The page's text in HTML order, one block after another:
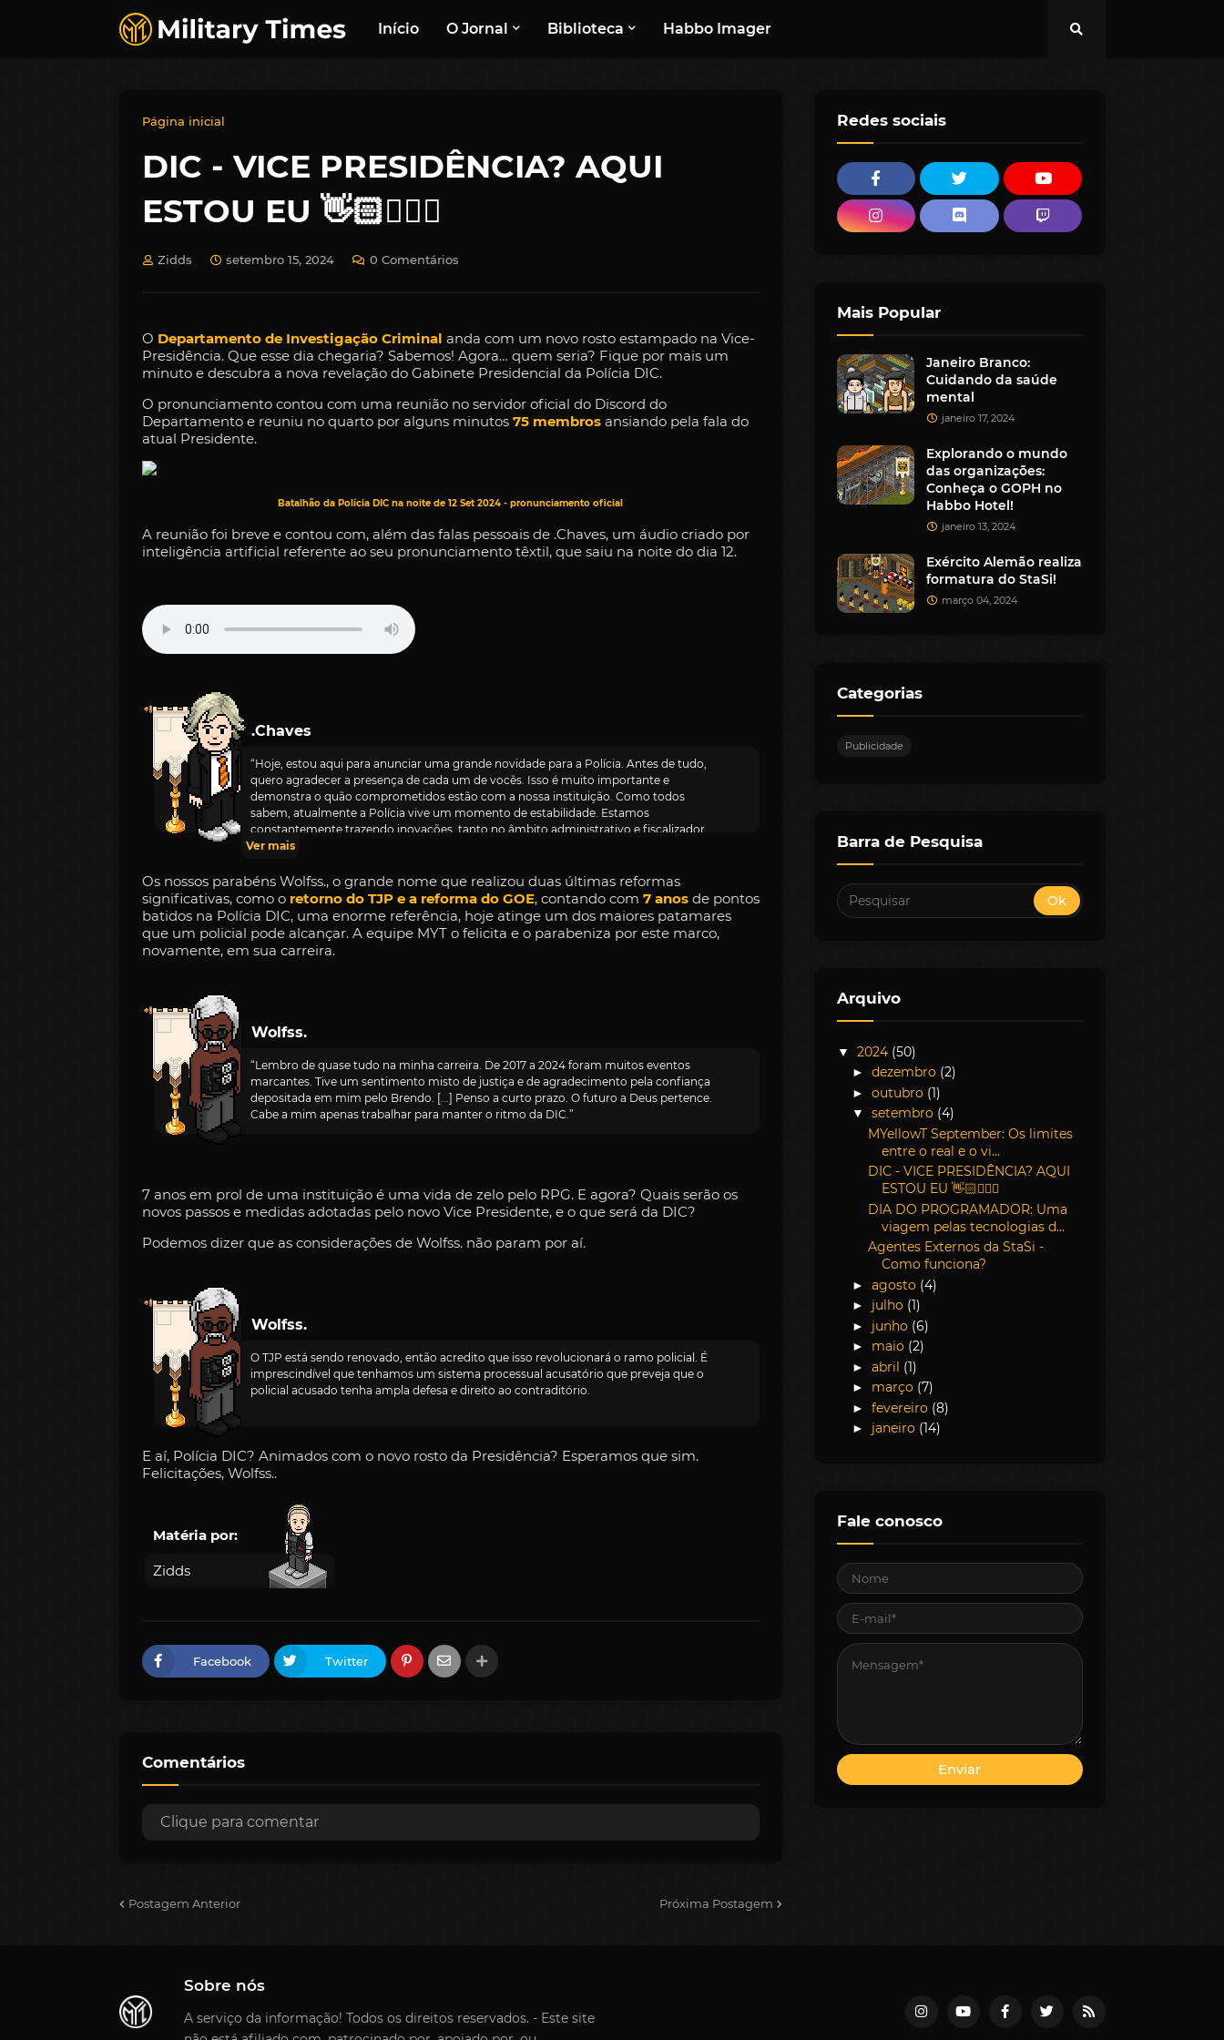
Início O Jornal Biblioteca Habbo Imager
Página inicial
DIC - VICE PRESIDÊNCIA? AQUI
ESTOU EU 👋🏻🙋🏻‍♂️
Zidds setembro 15, 2024 0 Comentários
O Departamento de Investigação Criminal anda com um novo rosto estampado na Vice-
Presidência. Que esse dia chegaria? Sabemos! Agora… quem seria? Fique por mais um
minuto e descubra a nova revelação do Gabinete Presidencial da Polícia DIC.
O pronunciamento contou com uma reunião no servidor oficial do Discord do
Departamento e reuniu no quarto por alguns minutos 75 membrosansiando pela fala do
atual Presidente.
Batalhão da Polícia DIC na noite de 12 Set 2024 - pronunciamento oficial
A reunião foi breve e contou com, além das falas pessoais de .Chaves, um áudio criado por
inteligência artificial referente ao seu pronunciamento têxtil, que saiu na noite do dia 12.
.Chaves
“Hoje, estou aqui para anunciar uma grande novidade para a Polícia. Antes de tudo,
quero agradecer a presença de cada um de vocês. Isso é muito importante e
demonstra o quão comprometidos estão com a nossa instituição. Como todos
sabem, atualmente a Polícia vive um momento de estabilidade. Estamos
constantemente trazendo inovações, tanto no âmbito administrativo e fiscalizador,
quanto no entretenimento. E isso continuará por muito tempo. Nosso objetivo é
muito mais que um RPG de Polícia, é um aprendizado para a vida. [...] Muitos de
vocês já sabem, mas eu tenho a sorte de contar com dois excelentes policiais ao meu
lado na presidência: o Supremo Roc-roc e o Supremo Wolfs. São policiais exemplares,
acima da média, que trabalham sempre em prol de vocês. Quero falar especialmente
sobre o Wolfs, meu amigo pessoal e Supremo da Polícia. Estamos juntos há muito
que não segue os critérios óbvios de promoção, como presença na base ou
sintonia comigo, o Presidente. Para esse cargo, eu vejo alguém que possa me
substituir da melhor maneira. E isso nem sempre significa que seja o melhor em
números, mas sim aquele que melhor lida com os problemas de maneira racional e
política, como muitas vezes as situações exigem. Depois de refletir bastante, anuncio
a todos que o novo Vice-presidente da Polícia DIC é, mais uma vez, o Supremo Wolfs!
Ver mais
Os nossos parabéns Wolfss., o grande nome que realizou duas últimas reformas
significativas, como o retorno do TJP e a reforma do GOE, contando com 7 anosde pontos
batidos na Polícia DIC, uma enorme referência, hoje atinge um dos maiores patamares
que um policial pode alcançar. A equipe MYT o felicita e o parabeniza por este marco,
novamente, em sua carreira.
Wolfss.
“Lembro de quase tudo na minha carreira. De 2017 a 2024 foram muitos eventos
marcantes. Tive um sentimento misto de justiça e de agradecimento pela confiança
depositada em mim pelo Brendo. [...] Penso a curto prazo. O futuro a Deus pertence.
Cabe a mim apenas trabalhar para manter o ritmo da DIC.”
7 anos em prol de uma instituição é uma vida de zelo pelo RPG. E agora? Quais serão os
novos passos e medidas adotadas pelo novo Vice Presidente, e o que será da DIC?
Podemos dizer que as considerações de Wolfss. não param por aí.
Wolfss.
O TJP está sendo renovado, então acredito que isso revolucionará o ramo policial. É
imprescindível que tenhamos um sistema processual acusatório que preveja que o
policial acusado tenha ampla defesa e direito ao contraditório.
E aí, Polícia DIC? Animados com o novo rosto da Presidência? Esperamos que sim.
Felicitações, Wolfss..
Matéria por:
Zidds
Facebook Twitter
Comentários
Clique para comentar
Postagem Anterior Próxima Postagem
Redes sociais
Mais Popular
Janeiro Branco:
Cuidando da saúde
mental
janeiro 17, 2024
Explorando o mundo
das organizações:
Conheça o GOPH no
Habbo Hotel!
janeiro 13, 2024
Exército Alemão realiza
formatura do StaSi!
março 04, 2024
Categorias
Publicidade
Barra de Pesquisa
Arquivo
▼ 2024 (50)
►dezembro (2)
►outubro (1)
▼setembro (4)
MYellowT September: Os limites
entre o real e o vi...
DIC - VICE PRESIDÊNCIA? AQUI
ESTOU EU 👋🏻🙋🏻‍♂️
DIA DO PROGRAMADOR: Uma
viagem pelas tecnologias d...
Agentes Externos da StaSi -
Como funciona?
►agosto (4)
► julho (1)
► junho (6)
► maio (2)
►abril (1)
► março (7)
►fevereiro (8)
► janeiro (14)
Fale conosco
Sobre nós
A serviço da informação! Todos os direitos reservados. - Este site